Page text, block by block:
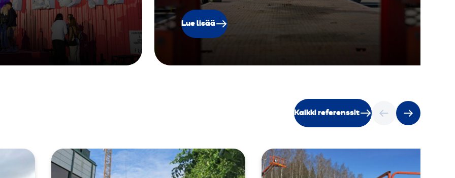
Lue lisää
Kaikki referenssit